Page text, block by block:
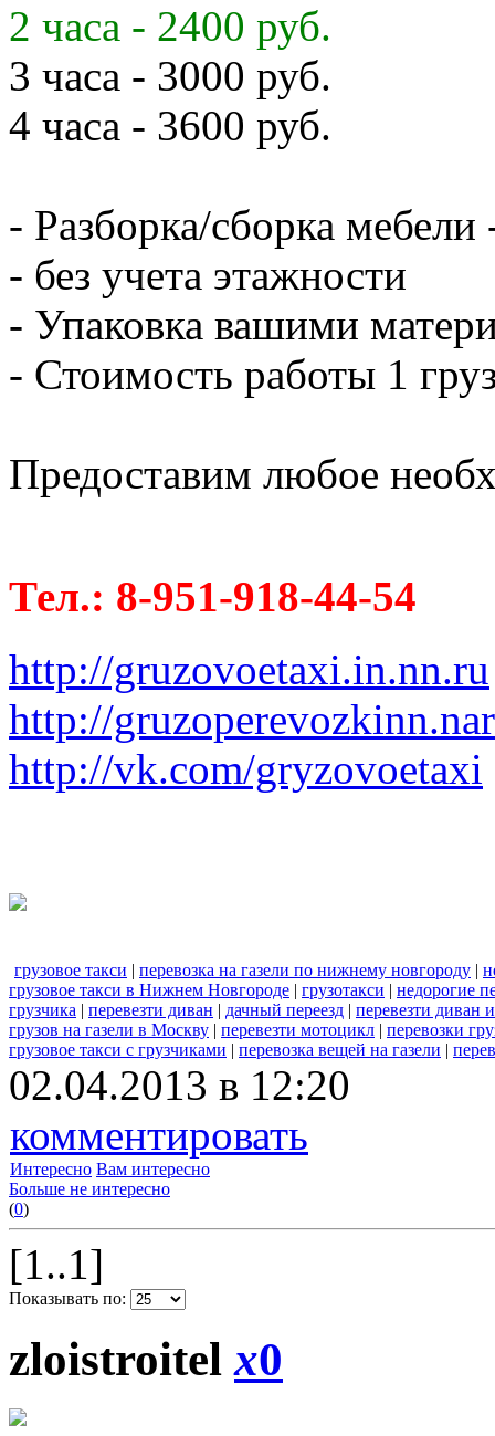
2 часа - 2400 руб.
3 часа - 3000 руб.
4 часа - 3600 руб.
- Разборка/сборка мебели
- без учета этажности
- Упаковка вашими
- Стоимость работы 1
Предоставим любое
Тел.: 8-951-918-44-54
http://gruzovoetaxi.in.nn.ru
http://
http://vk.com/gryzovoetaxi
грузовое такси перевозка на газели по нижнему новгороду
грузовое такси в Нижнем Новгороде
грузотакси
недорогие
грузчика
перевезти диван дачный переезд
перевезти диван
грузов на газели в Москву
перевезти мотоцикл
перевозки
грузовое такси с грузчиками
перевозка вещей на газели
02.04.2013 в 12:20
комментировать
Интересно Вам интересно
Больше не интересно
(0)
[1..1]
Показывать по:
zloistroitelx0